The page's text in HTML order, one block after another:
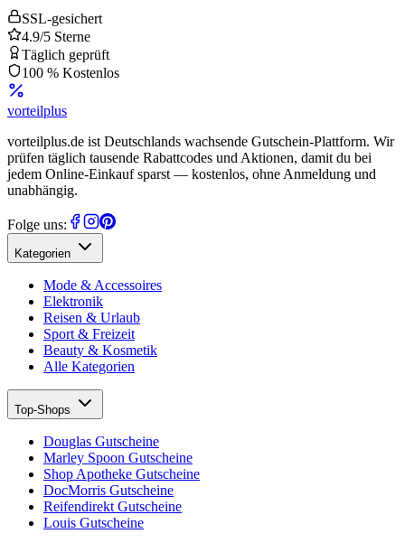
SSL-gesichert
4.9/5 Sterne
Täglich geprüft
100 % Kostenlos
vorteilplus
vorteilplus.de ist Deutschlands wachsende Gutschein-Plattform. Wir
prüfen täglich tausende Rabattcodes und Aktionen, damit du bei
jedem Online-Einkauf sparst — kostenlos, ohne Anmeldung und
unabhängig.
Folge uns:
Kategorien
Mode & Accessoires
Elektronik
Reisen & Urlaub
Sport & Freizeit
Beauty & Kosmetik
Alle Kategorien
Top-Shops
Douglas Gutscheine
Marley Spoon Gutscheine
Shop Apotheke Gutscheine
DocMorris Gutscheine
Reifendirekt Gutscheine
Louis Gutscheine